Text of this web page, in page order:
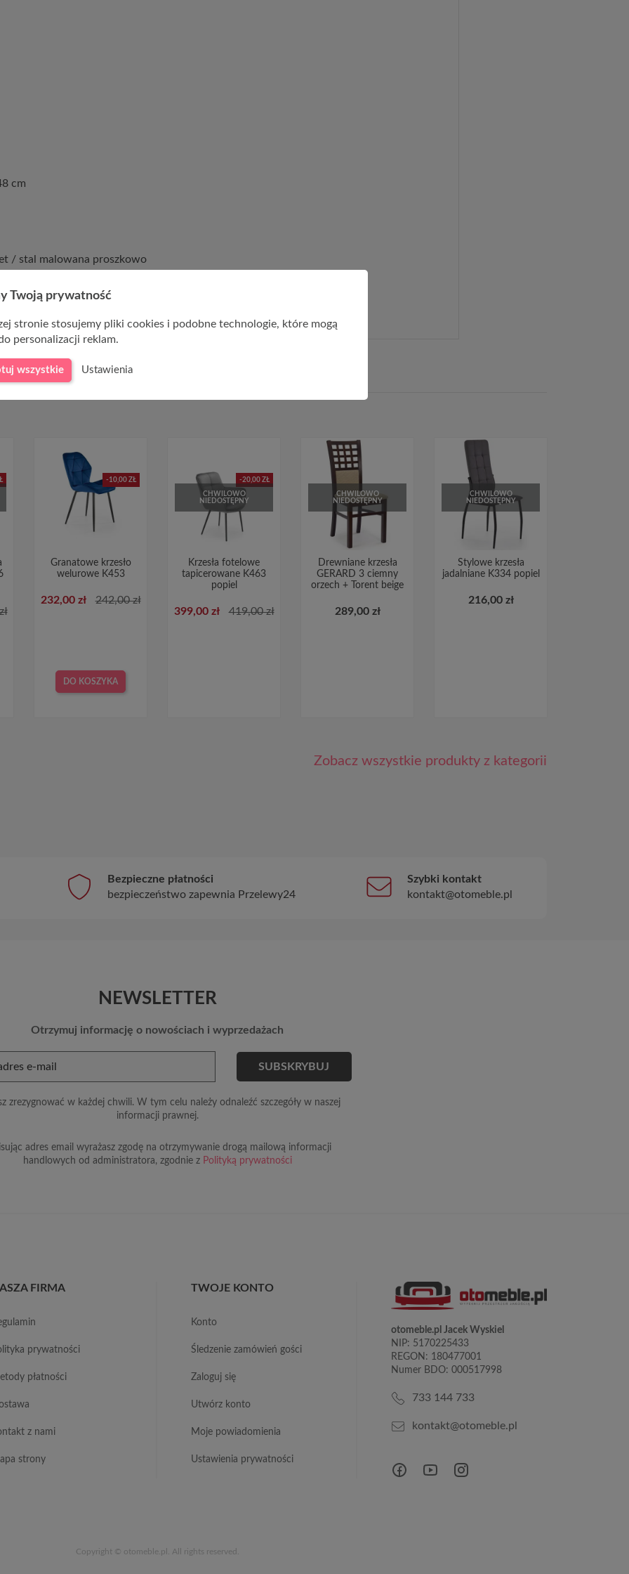
cm
/ stal malowana proszkowo
-10,00 ZŁ
Granatowe krzesło
welurowe K453
232,00 zł 242,00 zł
DO KOSZYKA
-20,00 ZŁ
CHWILOWO
NIEDOSTĘPNY
Krzesła fotelowe
tapicerowane K463
popiel
399,00 zł 419,00 zł
CHWILOWO
NIEDOSTĘPNY
Drewniane krzesła
GERARD 3 ciemny
orzech + Torent beige
289,00 zł
CHWILOWO
NIEDOSTĘPNY
Stylowe krzesła
jadalniane K334 popiel
216,00 zł
Zobacz wszystkie produkty z kategorii
Bezpieczne płatności
bezpieczeństwo zapewnia Przelewy24
Szybki kontakt
kontakt@otomeble.pl
NEWSLETTER
Otrzymuj informację o nowościach i wyprzedażach
zrezygnować w każdej chwili. W tym celu należy odnaleźć szczegóły w naszej
informacji prawnej.
adres email wyrażasz zgodę na otrzymywanie drogą mailową informacji
handlowych od administratora, zgodnie z Polityką prywatności
FIRMA
prywatności
metody płatności
z nami
mapa strony
TWOJE KONTO
konto
śledzenie zamówień gości
zaloguj się
utwórz konto
moje powiadomienia
ustawienia prywatności
otomeble.pl Jacek Wyskiel
NIP: 5170225433
REGON: 180477001
Numer BDO: 000517998
733 144 733
kontakt@otomeble.pl
Twoją prywatność
stronie stosujemy pliki cookies i podobne technologie, które mogą
personalizacji reklam.
wszystkie Ustawienia
Copyright © otomeble.pl. All rights reserved.